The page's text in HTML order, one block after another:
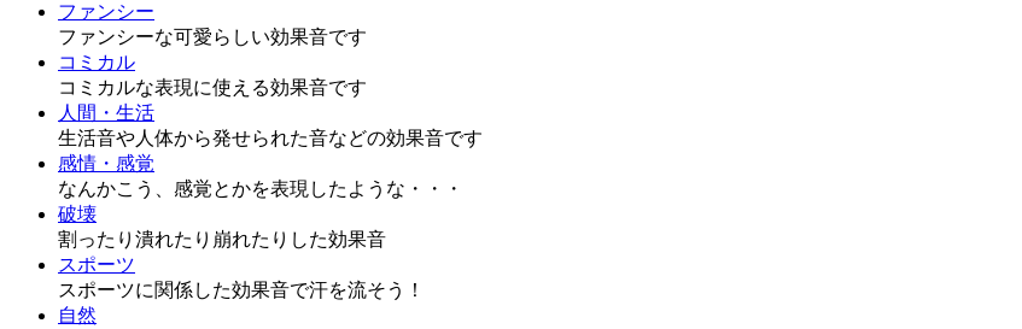
ファンシー
ファンシーな可愛らしい効果音です
コミカル
コミカルな表現に使える効果音です
人間・生活
生活音や人体から発せられた音などの効果音です
感情・感覚
なんかこう、感覚とかを表現したような・・・
破壊
割ったり潰れたり崩れたりした効果音
スポーツ
スポーツに関係した効果音で汗を流そう！
自然